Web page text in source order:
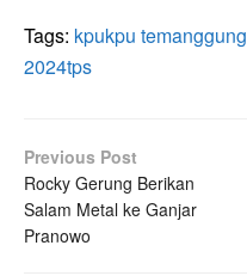
Tags: kpukpu temanggung
2024tps
Previous Post
Rocky Gerung Berikan
Salam Metal ke Ganjar
Pranowo